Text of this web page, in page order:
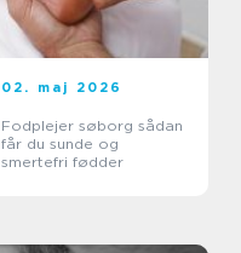
02. maj 2026
Fodplejer søborg sådan
får du sunde og
smertefri fødder